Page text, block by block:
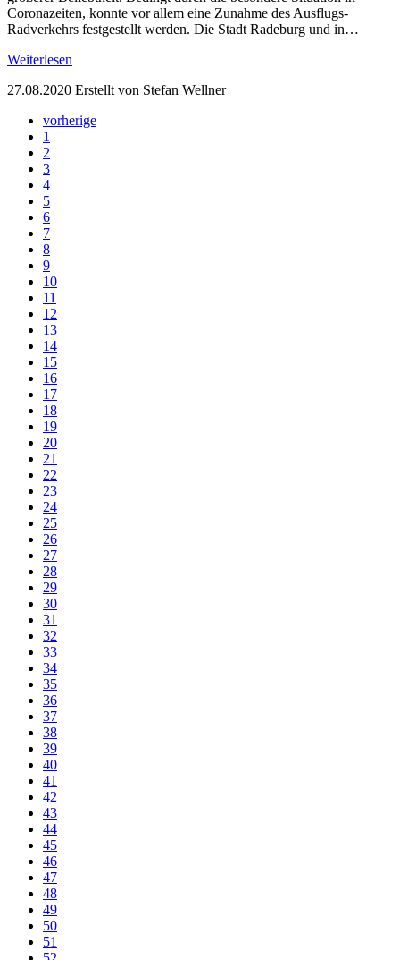
Coronazeiten, konnte vor allem eine Zunahme des Ausflugs-
Radverkehrs festgestellt werden. Die Stadt Radeburg und in…
Weiterlesen
27.08.2020 Erstellt von Stefan Wellner
vorherige
1
2
3
4
5
6
7
8
9
10
11
12
13
14
15
16
17
18
19
20
21
22
23
24
25
26
27
28
29
30
31
32
33
34
35
36
37
38
39
40
41
42
43
44
45
46
47
48
49
50
51